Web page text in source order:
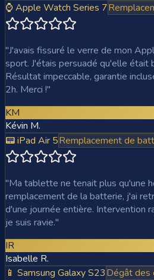
⌚ Apple Watch Series 7
"J'avais fissuré le verre de mon
sport. J'étais persuadé qu'elle était
Résultat impeccable, garantie
2h. Merci !"
KM
Kévin M.
📟 iPad Air 5Remplacement de
"Ma tablette ne tenait plus qu'une
remplacement de la batterie, j'ai
d'une journée entière. Intervention
je suis ravie."
IR
Isabelle R.
📱 Samsung Galaxy S23Dégât des